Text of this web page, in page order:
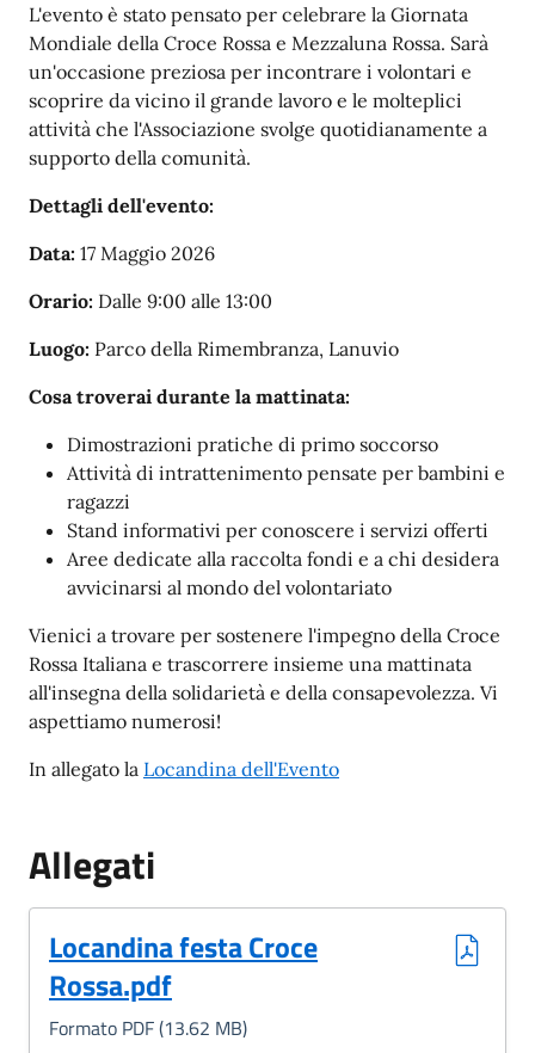
L'evento è stato pensato per celebrare la Giornata
Mondiale della Croce Rossa e Mezzaluna Rossa. Sarà
un'occasione preziosa per incontrare i volontari e
scoprire da vicino il grande lavoro e le molteplici
attività che l'Associazione svolge quotidianamente a
supporto della comunità.
Dettagli dell'evento:
Data: 17 Maggio 2026
Orario: Dalle 9:00 alle 13:00
Luogo: Parco della Rimembranza, Lanuvio
Cosa troverai durante la mattinata:
Dimostrazioni pratiche di primo soccorso
Attività di intrattenimento pensate per bambini e
ragazzi
Stand informativi per conoscere i servizi offerti
Aree dedicate alla raccolta fondi e a chi desidera
avvicinarsi al mondo del volontariato
Vienici a trovare per sostenere l'impegno della Croce
Rossa Italiana e trascorrere insieme una mattinata
all'insegna della solidarietà e della consapevolezza. Vi
aspettiamo numerosi!
In allegato la Locandina dell'Evento
Allegati
Locandina festa Croce
Rossa.pdf
(Formato PDF, 13.62 MB)
Formato PDF (13.62 MB)